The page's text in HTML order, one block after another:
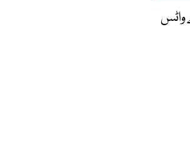
واٹس